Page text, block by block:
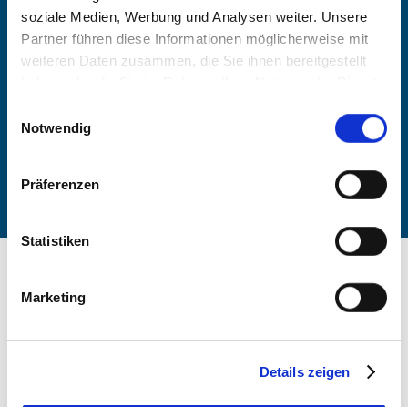
soziale Medien, Werbung und Analysen weiter. Unsere
Partner führen diese Informationen möglicherweise mit
weiteren Daten zusammen, die Sie ihnen bereitgestellt
haben oder die Sie im Rahmen Ihrer Nutzung der Dienste
Cookies, wenn Sie unsere Webseite weiterhin nutzen.
Notwendig
Präferenzen
Statistiken
Marketing
Details zeigen
-